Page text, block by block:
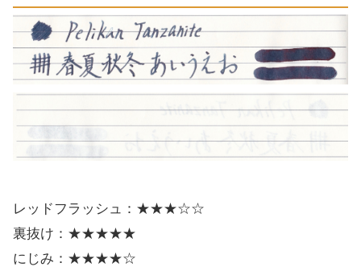
レッドフラッシュ：★★★☆☆
裏抜け：★★★★★
にじみ：★★★★☆